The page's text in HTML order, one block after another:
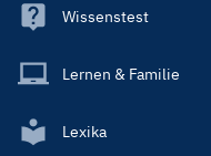
Wissenstest
Lernen & Familie
Lexika